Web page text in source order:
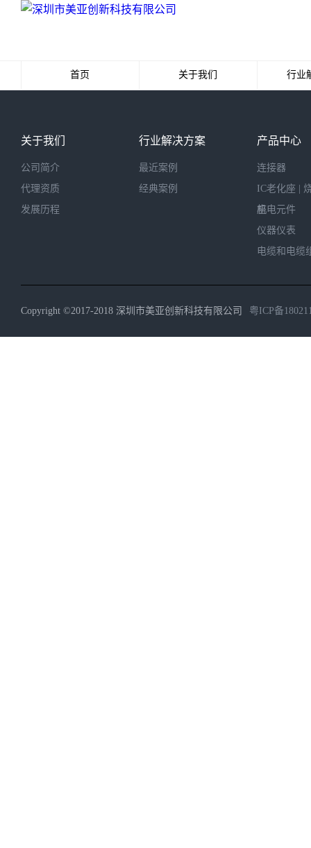
首页 关于我们
代理资质
行业
关于我们
公司简介
代理资质
发展历程
行业解决方案
最近案例
经典案例
产品中心
连接器
IC老化座 |
座
机电元件
仪器仪表
电缆和电缆
Copyright ©2017-2018 深圳市美亚创新科技有限公司 粤ICP备